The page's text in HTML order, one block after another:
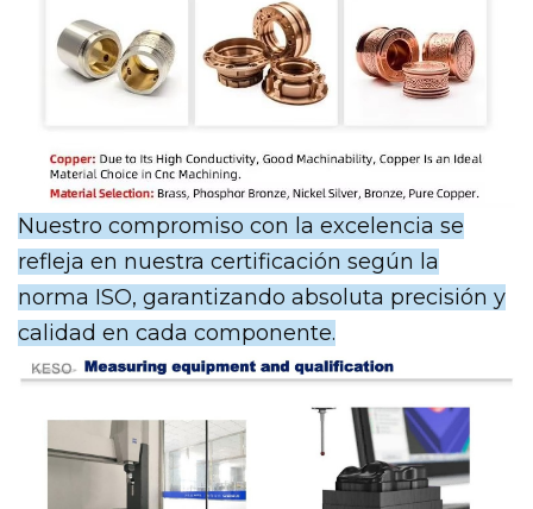
Nuestro compromiso con la excelencia se
refleja en nuestra certificación según la
norma ISO, garantizando absoluta precisión y
calidad en cada componente.